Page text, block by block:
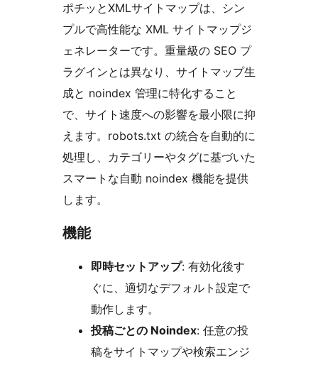
ポチッとXMLサイトマップは、シン
プルで高性能な XML サイトマップジ
ェネレーターです。重量級の SEO プ
ラグインとは異なり、サイトマップ生
成と noindex 管理に特化すること
で、サイト速度への影響を最小限に抑
えます。robots.txt の統合を自動的に
処理し、カテゴリーやタグに基づいた
スマートな自動 noindex 機能を提供
します。
機能
即時セットアップ: 有効化後す
ぐに、適切なデフォルト設定で
動作します。
投稿ごとの Noindex: 任意の投
稿をサイトマップや検索エンジ